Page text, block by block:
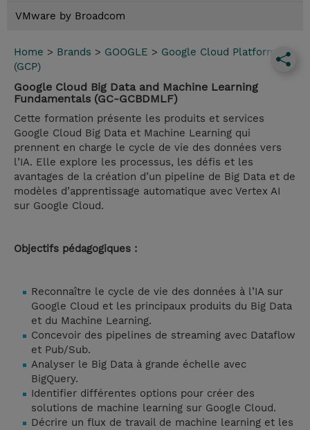
VMware by Broadcom
Home > Brands > GOOGLE > Google Cloud Platform
(GCP)
Google Cloud Big Data and Machine Learning
Fundamentals (GC-GCBDMLF)
Cette formation présente les produits et services
Google Cloud Big Data et Machine Learning qui
prennent en charge le cycle de vie des données vers
l’IA. Elle explore les processus, les défis et les
avantages de la création d’un pipeline de Big Data et de
modèles d’apprentissage automatique avec Vertex AI
sur Google Cloud.
Objectifs pédagogiques :
Reconnaître le cycle de vie des données à l’IA sur
Google Cloud et les principaux produits du Big Data
et du Machine Learning.
Concevoir des pipelines de streaming avec Dataflow
et Pub/Sub.
Analyser le Big Data à grande échelle avec
BigQuery.
Identifier différentes options pour créer des
solutions de machine learning sur Google Cloud.
Décrire un flux de travail de machine learning et les